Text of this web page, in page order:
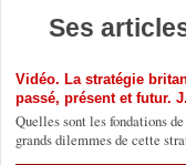
Ses
Vidéo. La stratégie
passé, présent et futur.
Quelles sont les fondations
grands dilemmes de cette